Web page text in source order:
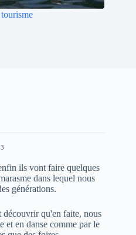
ils vont faire quelques
dans lequel nous
générations.
qu'en faite, nous
et en danse comme par le